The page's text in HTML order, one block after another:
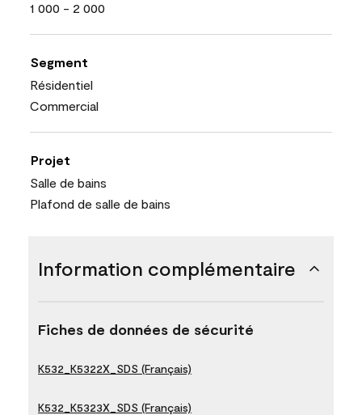
1 000 - 2 000
Segment
Résidentiel
Commercial
Projet
Salle de bains
Plafond de salle de bains
Information complémentaire
Fiches de données de sécurité
K532_K5322X_SDS (Français)
K532_K5323X_SDS (Français)